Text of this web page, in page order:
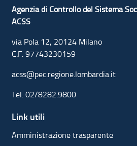
Agenzia di Controllo del Sistema
ACSS
via Pola 12, 20124 Milano
C.F. 97743230159
acss@pec.regione.lombardia.it
Tel.02/8282.9800
Link utili
Amministrazione trasparente